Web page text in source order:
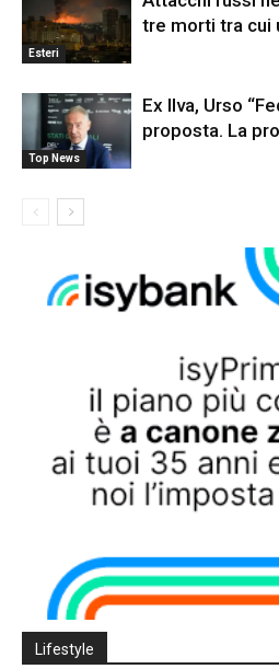
Esteri
tre morti tra cui
Top News
Ex Ilva, Urso
proposta. La
Lifestyle